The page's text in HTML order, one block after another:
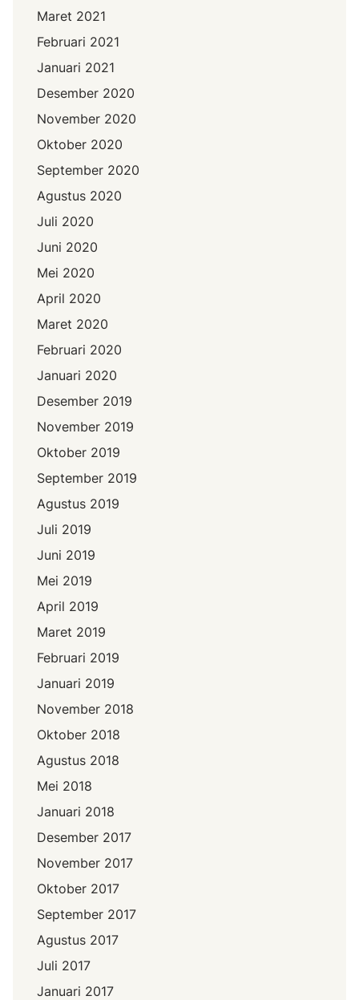
Maret 2021
Februari 2021
Januari 2021
Desember 2020
November 2020
Oktober 2020
September 2020
Agustus 2020
Juli 2020
Juni 2020
Mei 2020
April 2020
Maret 2020
Februari 2020
Januari 2020
Desember 2019
November 2019
Oktober 2019
September 2019
Agustus 2019
Juli 2019
Juni 2019
Mei 2019
April 2019
Maret 2019
Februari 2019
Januari 2019
November 2018
Oktober 2018
Agustus 2018
Mei 2018
Januari 2018
Desember 2017
November 2017
Oktober 2017
September 2017
Agustus 2017
Juli 2017
Januari 2017